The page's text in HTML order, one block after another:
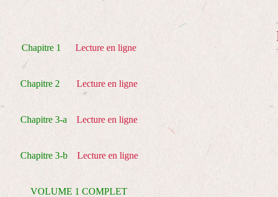
Chapitre 1 Lecture en ligne
Chapitre 2 Lecture en ligne
Chapitre 3-a Lecture en ligne
Chapitre 3-b Lecture en ligne
VOLUME 1 COMPLET